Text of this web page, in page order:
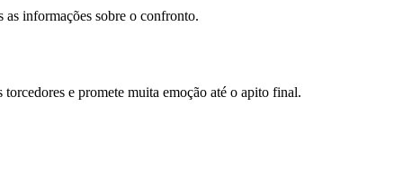
as informações sobre o confronto.
e promete muita emoção até o apito final.